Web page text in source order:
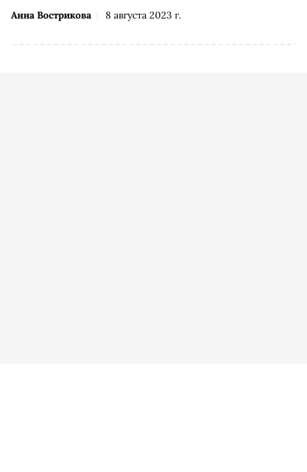
Анна Вострикова 8 августа 2023 г.